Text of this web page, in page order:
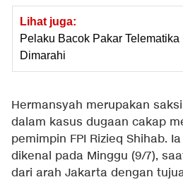
Lihat juga:
Pelaku Bacok Pakar Telematika
Dimarahi
Hermansyah merupakan
dalam kasus dugaan cakap
pemimpin FPI Rizieq Shihab.
dikenal pada Minggu (9/7),
dari arah Jakarta dengan